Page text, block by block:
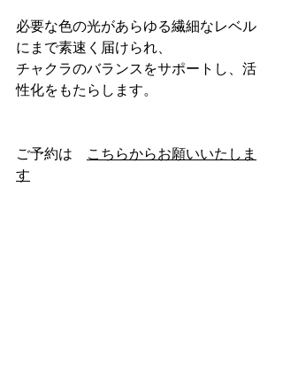
必要な色の光があらゆる繊細なレベル
にまで素速く届けられ、
チャクラのバランスをサポートし、活
性化をもたらします。
ご予約は こちらからお願いいたしま
す